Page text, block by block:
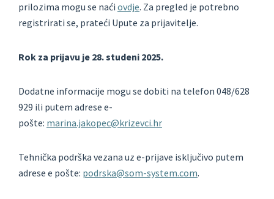
prilozima mogu se naći ovdje. Za pregled je potrebno
registrirati se, prateći Upute za prijavitelje.
Rok za prijavu je 28. studeni 2025.
Dodatne informacije mogu se dobiti na telefon 048/628
929 ili putem adrese e-
pošte: marina.jakopec@krizevci.hr
Tehnička podrška vezana uz e-prijave isključivo putem
adrese e pošte: podrska@som-system.com.